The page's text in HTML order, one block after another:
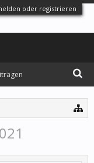
oder registrieren